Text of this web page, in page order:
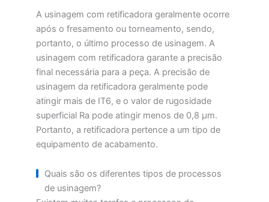
A usinagem com retificadora geralmente ocorre
após o fresamento ou torneamento, sendo,
portanto, o último processo de usinagem. A
usinagem com retificadora garante a precisão
final necessária para a peça. A precisão de
usinagem da retificadora geralmente pode
atingir mais de IT6, e o valor de rugosidade
superficial Ra pode atingir menos de 0,8 μm.
Portanto, a retificadora pertence a um tipo de
equipamento de acabamento.
Quais são os diferentes tipos de processos
de usinagem?